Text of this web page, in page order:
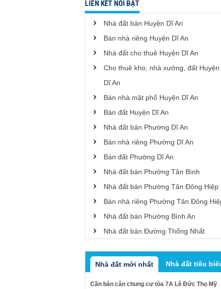
LIÊN KẾT NỔI BẬT
Nhà đất bán Huyện Dĩ An
Bán nhà riêng Huyện Dĩ An
Nhà đất cho thuê Huyện Dĩ An
Cho thuê kho, nhà xưởng, đất Huyện
Dĩ An
Bán nhà mặt phố Huyện Dĩ An
Bán đất Huyện Dĩ An
Nhà đất bán Phường Dĩ An
Bán nhà riêng Phường Dĩ An
Bán đất Phường Dĩ An
Nhà đất bán Phường Tân Bình
Nhà đất bán Phường Tân Đông Hiệp
Bán nhà riêng Phường Tân Đông
Nhà đất bán Phường Bình An
Nhà đất bán Đường Thống Nhất
Nhà đất mới nhất Nhà đất tiêu
Cần bán căn chung cư tòa 7A Lê Đức Thọ Mỹ